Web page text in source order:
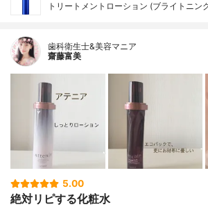
トリートメントローション (ブライトニン
歯科衛生士&美容マニア
齋藤富美
5.00
絶対リピする化粧水